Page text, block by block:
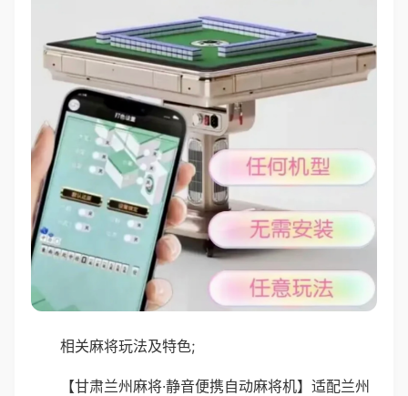
相关麻将玩法及特色;
【甘肃兰州麻将·静音便携自动麻将机】适配兰州